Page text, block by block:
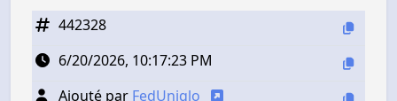
442328
6/20/2026, 10:17:23 PM
Ajouté par FedUniqlo